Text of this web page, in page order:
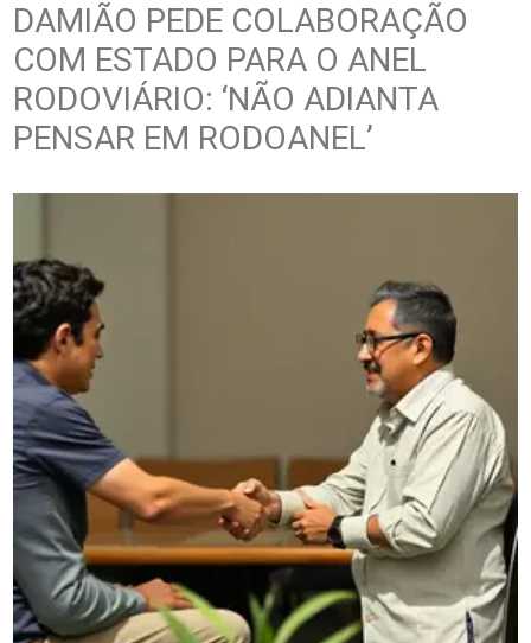
DAMIÃO PEDE COLABORAÇÃO
COM ESTADO PARA O ANEL
RODOVIÁRIO: ‘NÃO ADIANTA
PENSAR EM RODOANEL’